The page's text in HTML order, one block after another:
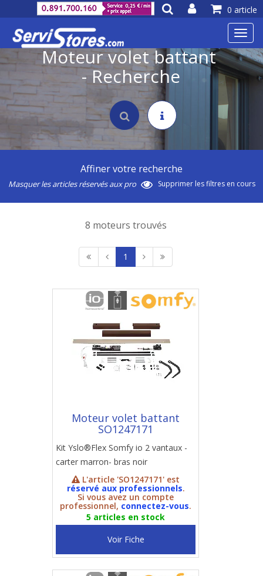
0 article
Moteur volet battant
- Recherche
Affiner votre recherche
Masquer les articles réservés aux pro Supprimer les filtres en cours
8 moteurs trouvés
1
Moteur volet battant
SO1247171
Kit Yslo®Flex Somfy io 2 vantaux -
carter marron- bras noir
L'article 'SO1247171' est
réservé aux professionnels.
Si vous avez un compte
professionnel, connectez-vous.
5 articles en stock
Voir Fiche